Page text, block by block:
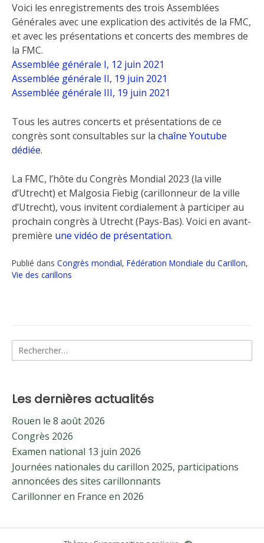
Voici les enregistrements des trois Assemblées
Générales avec une explication des activités de la FMC,
et avec les présentations et concerts des membres de
la FMC.
Assemblée générale I, 12 juin 2021
Assemblée générale II, 19 juin 2021
Assemblée générale III, 19 juin 2021
Tous les autres concerts et présentations de ce
congrès sont consultables sur la chaîne Youtube
dédiée.
La FMC, l’hôte du Congrès Mondial 2023 (la ville
d’Utrecht) et Malgosia Fiebig (carillonneur de la ville
d’Utrecht), vous invitent cordialement à participer au
prochain congrès à Utrecht (Pays-Bas). Voici en avant-
première une vidéo de présentation.
Publié dans Congrès mondial, Fédération Mondiale du Carillon,
Vie des carillons
Rechercher :
Les dernières actualités
Rouen le 8 août 2026
Congrès 2026
Examen national 13 juin 2026
Journées nationales du carillon 2025, participations
annoncées des sites carillonnants
Carillonner en France en 2026